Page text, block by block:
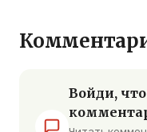
Войди,